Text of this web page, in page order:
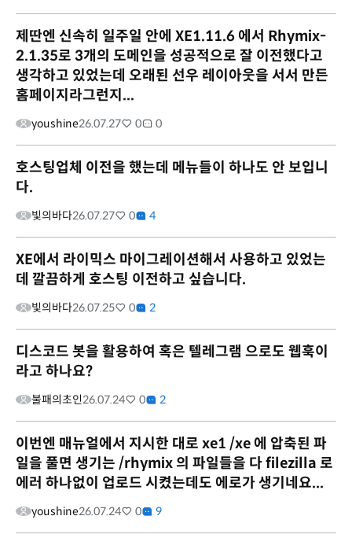
제딴엔 신속히 일주일 안에 XE1.11.6 에서 Rhymix-
2.1.35로 3개의 도메인을 성공적으로 잘 이전했다고
생각하고 있었는데 오래된 선우 레이아웃을 서서 만든
홈페이지라그런지...
youshine26.07.27 0 0
호스팅업체 이전을 했는데 메뉴들이 하나도 안 보입니
다.
빛의바다26.07.27 0 4
XE에서 라이믹스 마이그레이션해서 사용하고 있었는
데 깔끔하게 호스팅 이전하고 싶습니다.
빛의바다26.07.25 0 2
디스코드 봇을 활용하여 혹은 텔레그램 으로도 웹훅이
라고 하나요?
불패의초인26.07.24 0 2
이번엔 매뉴얼에서 지시한 대로 xe1 /xe 에 압축된 파
일을 풀면 생기는 /rhymix 의 파일들을 다 filezilla 로
에러 하나없이 업로드 시켰는데도 에로가 생기네요...
youshine26.07.24 0 9